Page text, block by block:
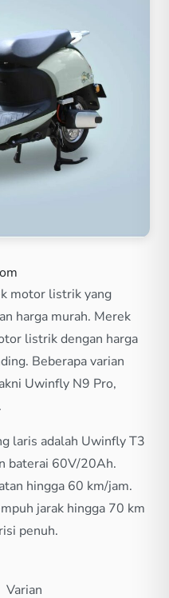
motor listrik yang
harga murah. Merek
listrik dengan harga
Beberapa varian
Uwinfly N9 Pro,
laris adalah Uwinfly T3
baterai 60V/20Ah.
hingga 60 km/jam.
jarak hingga 70 km
penuh.
Varian